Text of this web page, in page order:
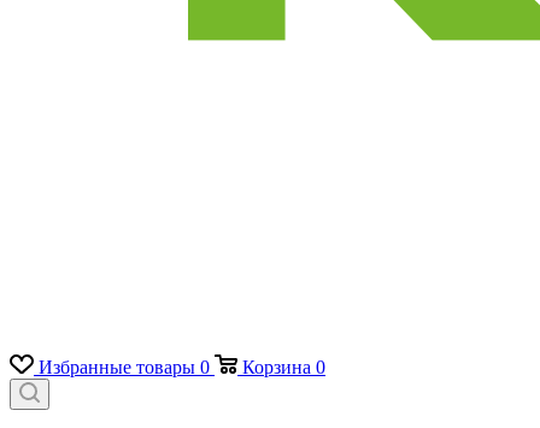
Избранные товары 0 Корзина 0